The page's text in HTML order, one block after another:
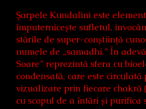
Șarpele Kundalini este
împuternicește sufletul,
stările de super-conștiință
numele de „samadhi.” În
Soare” reprezintă sfera cu
condensată, care este circulată
vizualizare prin fiecare chakră
cu scopul de a întări și purifica